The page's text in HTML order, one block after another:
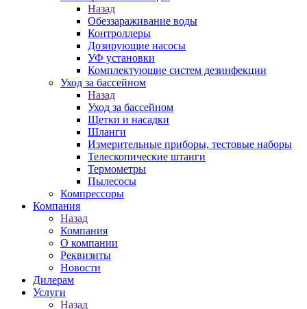
Назад
Обеззараживание воды
Контроллеры
Дозирующие насосы
УФ установки
Комплектующие систем дезинфекции
Уход за бассейном
Назад
Уход за бассейном
Щетки и насадки
Шланги
Измерительные приборы, тестовые наборы
Телескопические штанги
Термометры
Пылесосы
Компрессоры
Компания
Назад
Компания
О компании
Реквизиты
Новости
Дилерам
Услуги
Назад